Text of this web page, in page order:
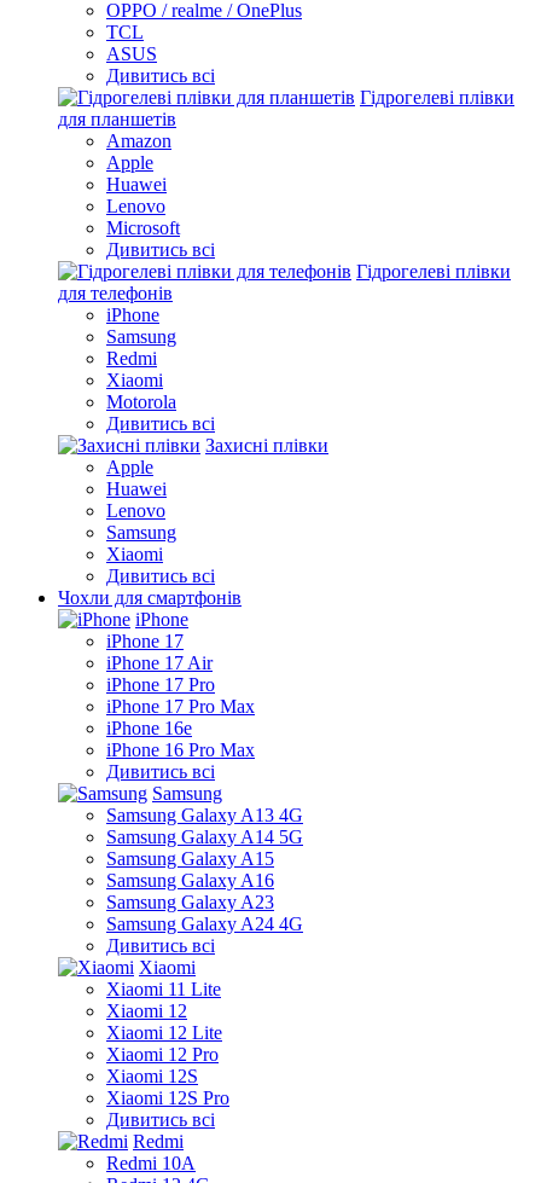
OPPO / realme / OnePlus
TCL
ASUS
Дивитись всі
Гідрогелеві плівки
для планшетів
Amazon
Apple
Huawei
Lenovo
Microsoft
Дивитись всі
Гідрогелеві плівки
для телефонів
iPhone
Samsung
Redmi
Xiaomi
Motorola
Дивитись всі
Захисні плівки
Apple
Huawei
Lenovo
Samsung
Xiaomi
Дивитись всі
Чохли для смартфонів
iPhone
iPhone 17
iPhone 17 Air
iPhone 17 Pro
iPhone 17 Pro Max
iPhone 16e
iPhone 16 Pro Max
Дивитись всі
Samsung
Samsung Galaxy A13 4G
Samsung Galaxy A14 5G
Samsung Galaxy A15
Samsung Galaxy A16
Samsung Galaxy A23
Samsung Galaxy A24 4G
Дивитись всі
Xiaomi
Xiaomi 11 Lite
Xiaomi 12
Xiaomi 12 Lite
Xiaomi 12 Pro
Xiaomi 12S
Xiaomi 12S Pro
Дивитись всі
Redmi
Redmi 10A